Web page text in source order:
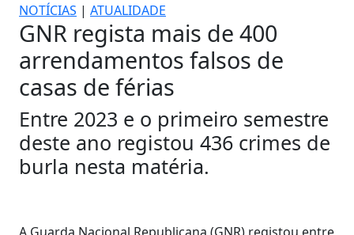
NOTÍCIAS | ATUALIDADE
GNR regista mais de 400
arrendamentos falsos de
casas de férias
Entre 2023 e o primeiro semestre
deste ano registou 436 crimes de
burla nesta matéria.